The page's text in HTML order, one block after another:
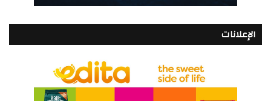
الإعلانات